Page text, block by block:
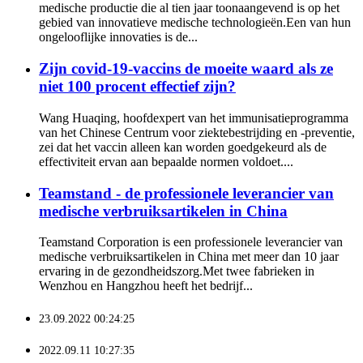
medische productie die al tien jaar toonaangevend is op het
gebied van innovatieve medische technologieën.Een van hun
ongelooflijke innovaties is de...
Zijn covid-19-vaccins de moeite waard als ze
niet 100 procent effectief zijn?
Wang Huaqing, hoofdexpert van het immunisatieprogramma
van het Chinese Centrum voor ziektebestrijding en -preventie,
zei dat het vaccin alleen kan worden goedgekeurd als de
effectiviteit ervan aan bepaalde normen voldoet....
Teamstand - de professionele leverancier van
medische verbruiksartikelen in China
Teamstand Corporation is een professionele leverancier van
medische verbruiksartikelen in China met meer dan 10 jaar
ervaring in de gezondheidszorg.Met twee fabrieken in
Wenzhou en Hangzhou heeft het bedrijf...
23.09.2022 00:24:25
2022.09.11 10:27:35